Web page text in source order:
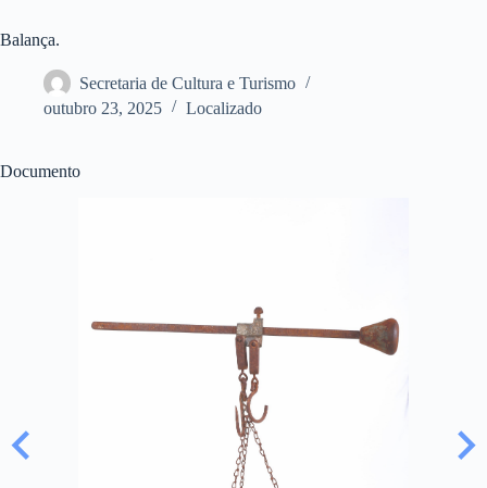
n
Balança.
Secretaria de Cultura e Turismo
outubro 23, 2025
Localizado
Documento